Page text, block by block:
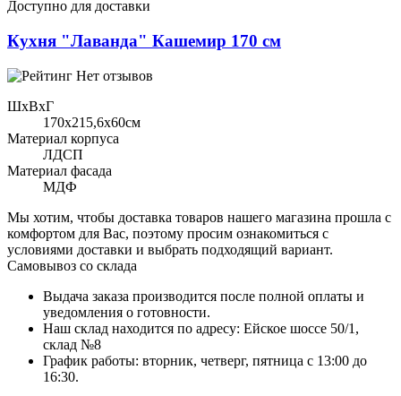
Доступно для доставки
Кухня "Лаванда" Кашемир 170 см
Нет отзывов
ШхВхГ
170x215,6х60см
Материал корпуса
ЛДСП
Материал фасада
МДФ
Мы хотим, чтобы доставка товаров нашего магазина прошла с
комфортом для Вас, поэтому просим ознакомиться с
условиями доставки и выбрать подходящий вариант.
Самовывоз со склада
Выдача заказа производится после полной оплаты и
уведомления о готовности.
Наш склад находится по адресу: Ейское шоссе 50/1,
склад №8
График работы: вторник, четверг, пятница с 13:00 до
16:30.